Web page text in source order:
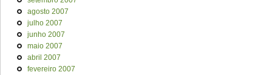
agosto 2007
julho 2007
junho 2007
maio 2007
abril 2007
fevereiro 2007